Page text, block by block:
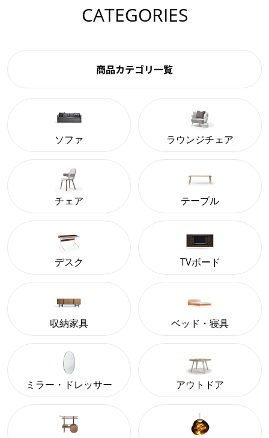
CATEGORIES
商品カテゴリ一覧
ソファ ラウンジチェア
チェア テーブル
デスク TVボード
収納家具 ベッド・寝具
ミラー・ドレッサー アウトドア